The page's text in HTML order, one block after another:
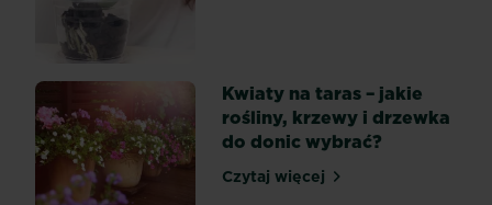
ziemi
pojemnika.
Ziemia
traci
pulchność...
Kwiaty na taras – jakie
rośliny, krzewy i drzewka
do donic wybrać?
Czytaj więcejKwiaty na taras – jakie